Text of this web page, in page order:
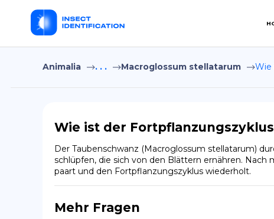
Animalia . . . Macroglossum stellatarum Wie
Wie ist der
Der Taubenschwanz (Macroglossum stellatarum)
schlüpfen, die sich von den Blättern ernähren.
paart und den Fortpflanzungszyklus wiederholt.
Mehr Fragen